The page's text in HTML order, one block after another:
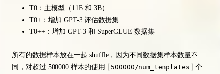
T0：主模型（11B 和 3B）
T0+：增加 GPT-3 评估数据集
T0++：增加 GPT-3 和 SuperGLUE 数据集
所有的数据样本放在一起 shuffle，因为不同数据集样本数量不
同，对超过 500000 样本的使用
500000/num_templates
个